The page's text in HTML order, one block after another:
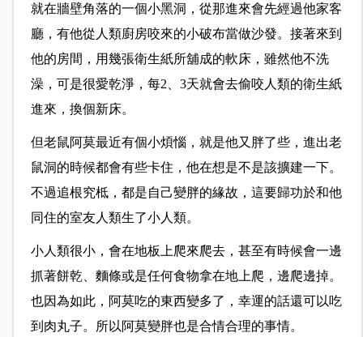
就在牆壁角落的一個小黑洞，從那進來會先經過他家客
廳，有他從人類廚房咬來的小破布當做沙發。接著來到
他的房間，用幾張衛生紙所舖成的軟床，雖然他不洗
澡，可是很愛乾淨，每2、3天就會去偷咬人類的衛生紙
進來，換個新床。
但老鼠阿莫最近有個小煩惱，就是他又胖了些，進出老
鼠洞的時候都會有些卡住，他在想是不是該擴建一下。
不過追根究柢，都是自己變胖的緣故，這要歸功於和他
同住的室友人類生了小人類。
小人類很小，會在地板上爬來爬去，甚至有時候會一邊
抓著餅乾、麵條或是任何食物拿在地上爬，邊爬邊掉。
也因為如此，阿莫吃的東西變多了，幸運的話還可以吃
到肉丸子。所以阿莫變胖也是合情合理的事情。